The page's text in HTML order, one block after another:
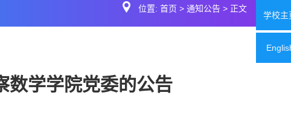
学校主
位置: 首页 > 通知公告 > 正文
数学学院党委的公告